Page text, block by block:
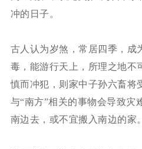
冲的日子。
古人认为岁煞，常居四季，成
毒，能游行天上，所理之地不
慎而冲犯，则家中子孙六畜将
与“南方”相关的事物会导致灾
南边去，或不宜搬入南边的家。